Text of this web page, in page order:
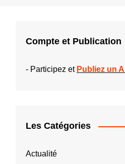
Compte et Publication
- Participez et Publiez un
Les Catégories
Actualité